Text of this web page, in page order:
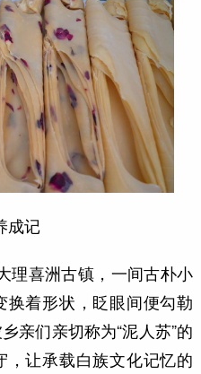
成记
喜洲古镇，一间古朴小
着形状，眨眼间便勾勒
亲们亲切称为“泥人苏”的
让承载白族文化记忆的